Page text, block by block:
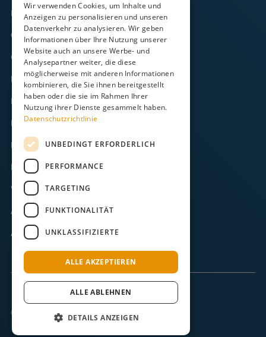
Frachtverkehr
Gezeitenkalender
Onlineshop
Kontakt
FAQ
Downloads
Impressum
Datenschutz
Widerruf
AGB
ABB
© 2025 Langeoog.
Wir verwenden Cookies, um Inhalte und
Anzeigen zu personalisieren und unseren
Datenverkehr zu analysieren. Wir geben
Informationen über Ihre Nutzung unserer
Website auch an unsere Werbe- und
Analysepartner weiter, die diese
möglicherweise mit anderen Informationen
kombinieren, die Sie ihnen bereitgestellt
haben oder die sie im Rahmen Ihrer
Nutzung ihrer Dienste gesammelt haben.
Datenschutzrichtlinie
UNBEDINGT ERFORDERLICH
PERFORMANCE
TARGETING
FUNKTIONALITÄT
UNKLASSIFIZIERTE
ALLE AKZEPTIEREN
ALLE ABLEHNEN
DETAILS ANZEIGEN